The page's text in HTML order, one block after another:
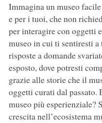
Immagina un museo
e per i tuoi, che non
per interagire con oggetti
museo in cui ti sentiresti
risposte a domande
esposto, dove potresti
grazie alle storie che il
oggetti curati dal passato.
museo più esperienziale?
crescita nell’ecosistema